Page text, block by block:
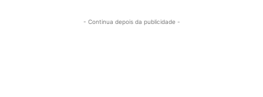
- Continua depois da publicidade -